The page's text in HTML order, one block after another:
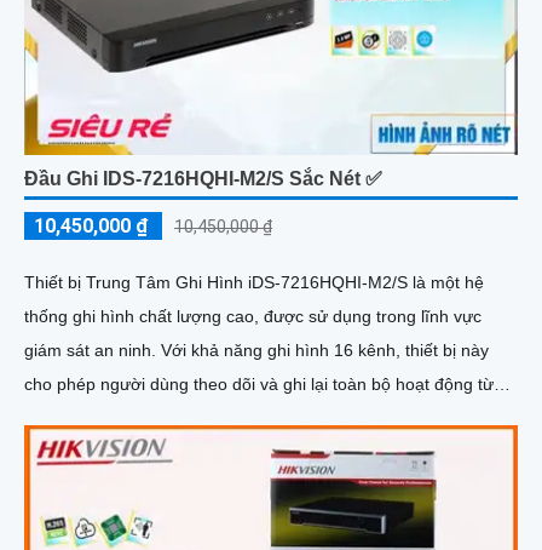
Đầu Ghi IDS-7216HQHI-M2/S Sắc Nét ✅
10,450,000 ₫ 10,450,000 ₫
Thiết bị Trung Tâm Ghi Hình iDS-7216HQHI-M2/S là một hệ
thống ghi hình chất lượng cao, được sử dụng trong lĩnh vực
giám sát an ninh. Với khả năng ghi hình 16 kênh, thiết bị này
cho phép người dùng theo dõi và ghi lại toàn bộ hoạt động từ